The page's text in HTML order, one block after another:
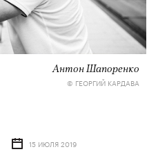
Антон Шапоренко
© ГЕОРГИЙ КАРДАВА
15 ИЮЛЯ 2019